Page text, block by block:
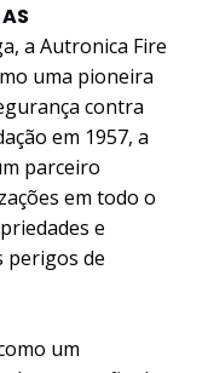
a Autronica Fire
uma pioneira
contra
em 1957, a
parceiro
em todo o
e
perigos de
um